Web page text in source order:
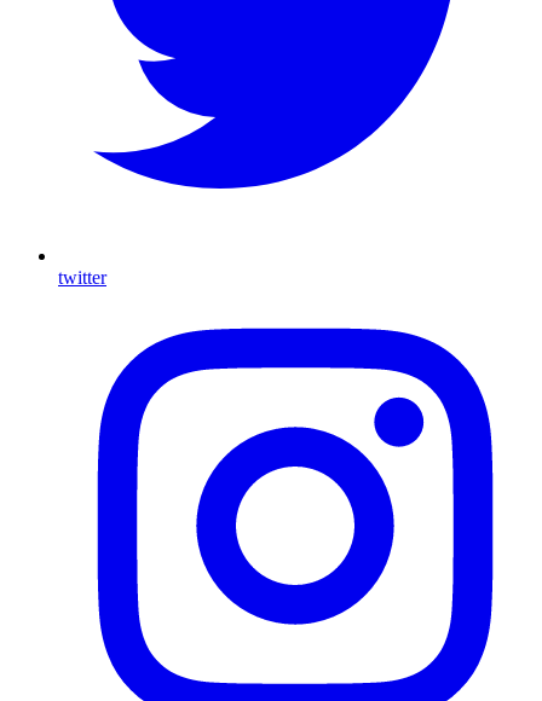
twitter